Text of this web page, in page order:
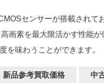
センサーが搭載されて
画素を最大限活かす性能が
を味わうことができます。
新品参考買取価格 中